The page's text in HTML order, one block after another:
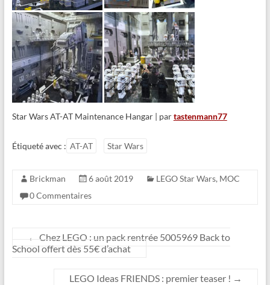
Star Wars AT-AT Maintenance Hangar | partastenmann77
Étiqueté avec : AT-AT Star Wars
Brickman 6 août 2019 LEGO Star Wars, MOC
0 Commentaires
←
Chez LEGO : un pack rentrée 5005969 Back to
School offert dès 55€ d’achat
LEGO Ideas FRIENDS : premier teaser ! →